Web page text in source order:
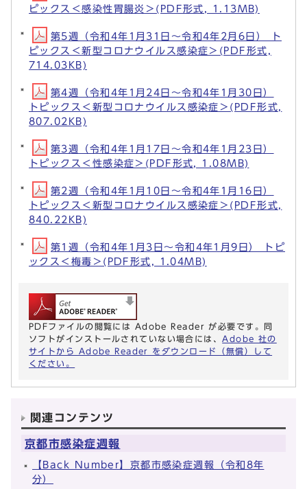
ピックス＜感染性胃腸炎＞(PDF形式, 1.13MB)
第5週（令和4年1月31日～令和4年2月6日） ト
ピックス＜新型コロナウイルス感染症＞(PDF形式,
714.03KB)
第4週（令和4年1月24日～令和4年1月30日）
トピックス＜新型コロナウイルス感染症＞(PDF形式,
807.02KB)
第3週（令和4年1月17日～令和4年1月23日）
トピックス＜性感染症＞(PDF形式, 1.08MB)
第2週（令和4年1月10日～令和4年1月16日）
トピックス＜新型コロナウイルス感染症＞(PDF形式,
840.22KB)
第1週（令和4年1月3日～令和4年1月9日） トピ
ックス＜梅毒＞(PDF形式, 1.04MB)
PDFファイルの閲覧には Adobe Reader が必要です。同
ソフトがインストールされていない場合には、 Adobe 社の
サイトから Adobe Reader をダウンロード（無償）して
ください。
関連コンテンツ
京都市感染症週報
【Back Number】京都市感染症週報（令和8年
分）